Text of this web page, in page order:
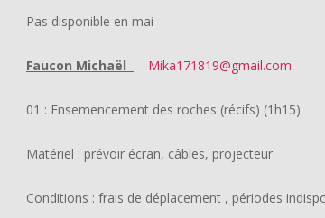
Pas disponible en mai
Faucon Michaël Mika171819@gmail.com
01 : Ensemencement des roches (récifs) (1h15)
Matériel : prévoir écran, câbles, projecteur
Conditions : frais de déplacement , périodes